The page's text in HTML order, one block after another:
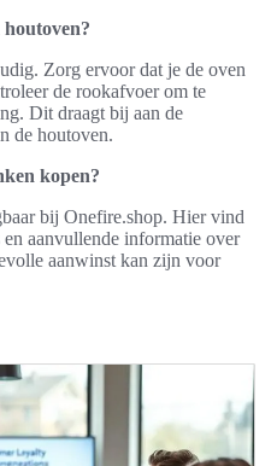
Zorg ervoor dat je de oven
de rookafvoer om te
Dit draagt bij aan de
de houtoven.
kopen?
bij Onefire.shop. Hier vind
aanvullende informatie over
aanwinst kan zijn voor